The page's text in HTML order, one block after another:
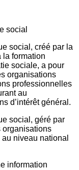
social, créé par la
la formation
sociale, a pour
organisations
professionnelles
au
d’intérêt général.
social, géré par
organisations
niveau national
information